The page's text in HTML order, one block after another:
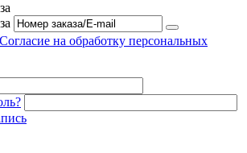
Согласие на обработку персональных